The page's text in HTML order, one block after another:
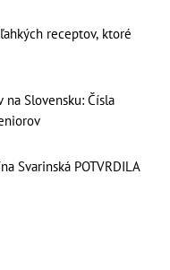
receptov, ktoré
Slovensku: Čísla
Svarinská POTVRDILA